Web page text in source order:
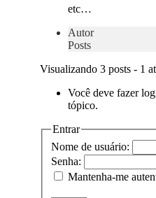
etc…
Autor
Posts
Visualizando 3 posts - 1
Você deve fazer
tópico.
Entrar
Nome de usuário:
Senha:
Mantenha-me